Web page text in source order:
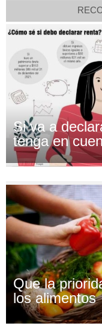
Si va a
tenga en
Que la
los alimentos